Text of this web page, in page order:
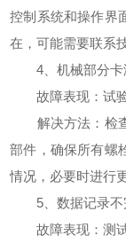
控制系统和操作界
在，可能需要联系
4、机械部分卡
故障表现：试验
解决方法：检查
部件，确保所有螺
情况，必要时进行
5、数据记录不
故障表现：测试